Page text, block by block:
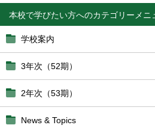
本校で学びたい方へ
学校案内
3年次（52期）
2年次（53期）
News & Topics